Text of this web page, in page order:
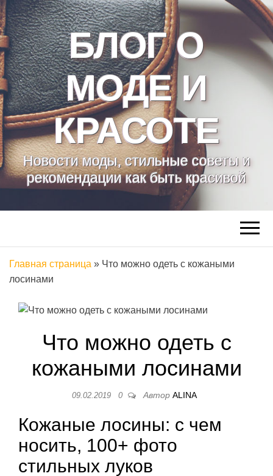
БЛОГ О
МОДЕ И
КРАСОТЕ
Новости моды, стильные советы и
рекомендации как быть красивой
Главная страница » Что можно одеть с кожаными
лосинами
Что можно одеть с
кожаными лосинами
09.02.2019 0 Автор ALINA
Кожаные лосины: с чем
носить, 100+ фото
стильных луков